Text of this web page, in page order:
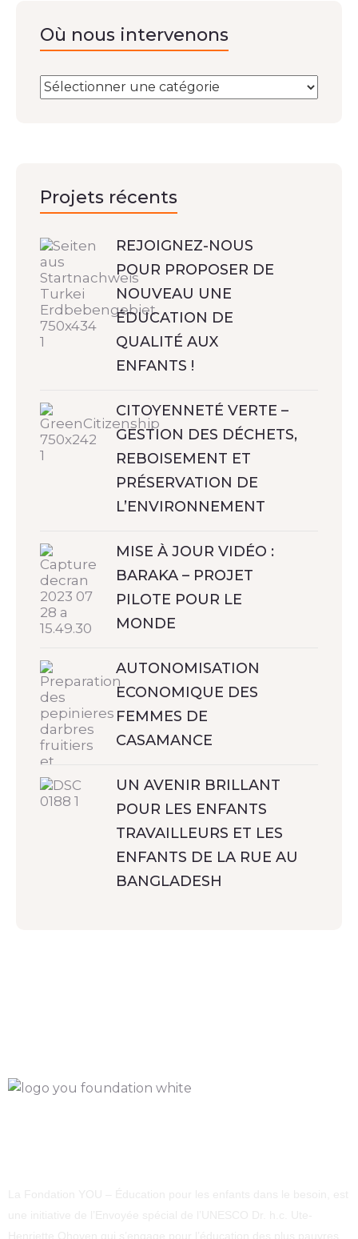
Où nous intervenons
Projets récents
REJOIGNEZ-NOUS
POUR PROPOSER DE
NOUVEAU UNE
ÉDUCATION DE
QUALITÉ AUX
ENFANTS !
CITOYENNETÉ VERTE –
GESTION DES DÉCHETS,
REBOISEMENT ET
PRÉSERVATION DE
L’ENVIRONNEMENT
MISE À JOUR VIDÉO :
BARAKA – PROJET
PILOTE POUR LE
MONDE
AUTONOMISATION
ECONOMIQUE DES
FEMMES DE
CASAMANCE
UN AVENIR BRILLANT
POUR LES ENFANTS
TRAVAILLEURS ET LES
ENFANTS DE LA RUE AU
BANGLADESH